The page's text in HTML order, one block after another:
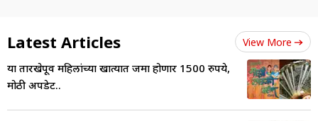
Latest Articles View More
या तारखेपूर्वी महिलांच्या खात्यात जमा होणार 1500 रुपये,
मोठी अपडेट..